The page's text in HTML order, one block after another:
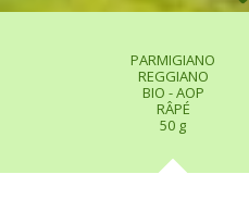
PARMIGIANO
REGGIANO
BIO - AOP
RÂPÉ
50 g